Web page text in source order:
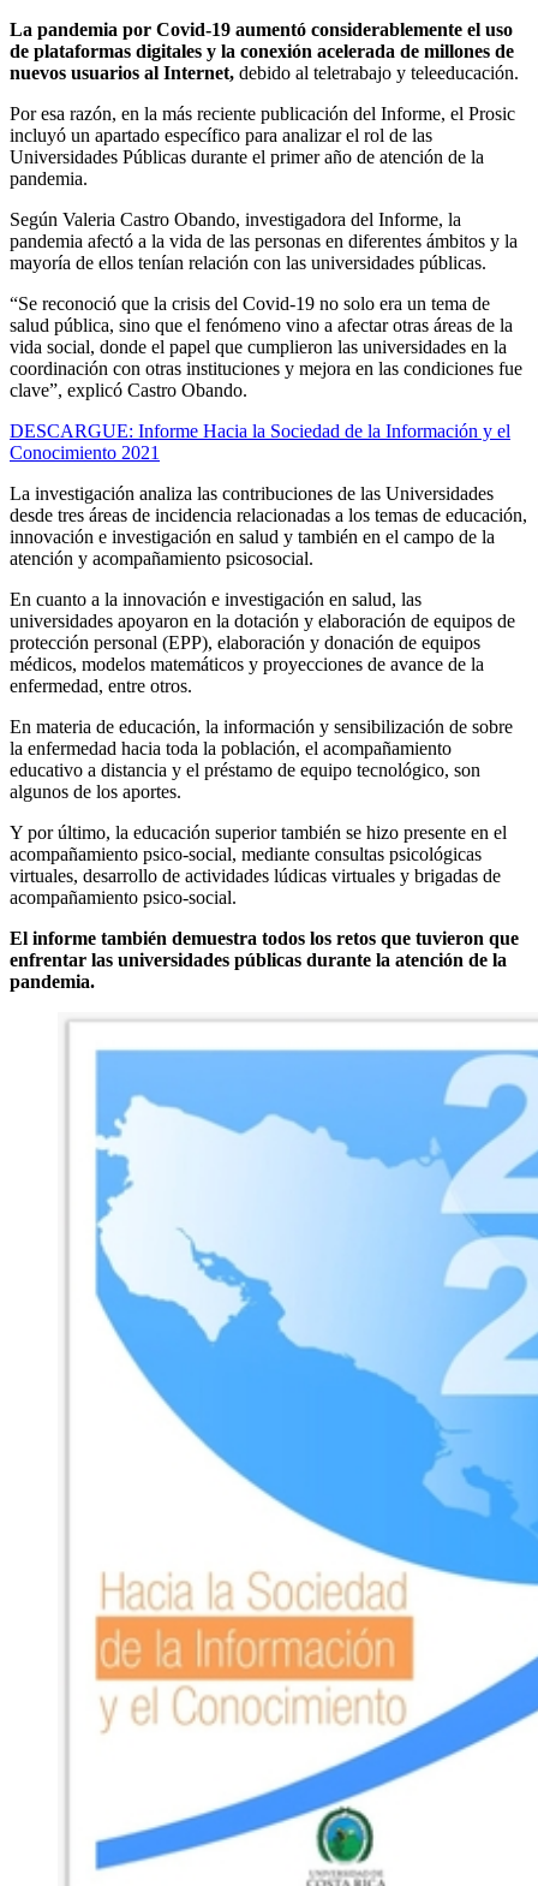
La pandemia por Covid-19 aumentó considerablemente el uso
de plataformas digitales y la conexión acelerada de millones de
nuevos usuarios al Internet, debido al teletrabajo y teleeducación.
Por esa razón, en la más reciente publicación del Informe, el Prosic
incluyó un apartado específico para analizar el rol de las
Universidades Públicas durante el primer año de atención de la
pandemia.
Según Valeria Castro Obando, investigadora del Informe, la
pandemia afectó a la vida de las personas en diferentes ámbitos y la
mayoría de ellos tenían relación con las universidades públicas.
“Se reconoció que la crisis del Covid-19 no solo era un tema de
salud pública, sino que el fenómeno vino a afectar otras áreas de la
vida social, donde el papel que cumplieron las universidades en la
coordinación con otras instituciones y mejora en las condiciones fue
clave”, explicó Castro Obando.
DESCARGUE: Informe Hacia la Sociedad de la Información y el
Conocimiento 2021
La investigación analiza las contribuciones de las Universidades
desde tres áreas de incidencia relacionadas a los temas de educación,
innovación e investigación en salud y también en el campo de la
atención y acompañamiento psicosocial.
En cuanto a la innovación e investigación en salud, las
universidades apoyaron en la dotación y elaboración de equipos de
protección personal (EPP), elaboración y donación de equipos
médicos, modelos matemáticos y proyecciones de avance de la
enfermedad, entre otros.
En materia de educación, la información y sensibilización de sobre
la enfermedad hacia toda la población, el acompañamiento
educativo a distancia y el préstamo de equipo tecnológico, son
algunos de los aportes.
Y por último, la educación superior también se hizo presente en el
acompañamiento psico-social, mediante consultas psicológicas
virtuales, desarrollo de actividades lúdicas virtuales y brigadas de
acompañamiento psico-social.
El informe también demuestra todos los retos que tuvieron que
enfrentar las universidades públicas durante la atención de la
pandemia.